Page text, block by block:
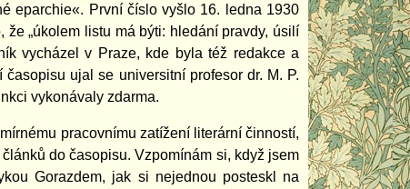
eparchie«. První číslo vyšlo 16. ledna 1930
„úkolem listu má býti: hledání pravdy, úsilí
vycházel v Praze, kde byla též redakce a
ujal se universitní profesor dr. M. P.
vykonávaly zdarma.
pracovnímu zatížení literární činností,
do časopisu. Vzpomínám si, když jsem
Gorazdem, jak si nejednou posteskl na